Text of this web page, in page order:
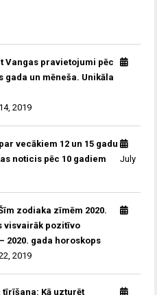
Vangas pravietojumi pēc
gada un mēneša. Unikāla
2019
vecākiem 12 un 15 gadu
noticis pēc 10 gadiem
July
zodiaka zīmēm 2020.
visvairāk pozitīvo
2020. gada horoskops
2019
tīrīšana: Kā uzturēt